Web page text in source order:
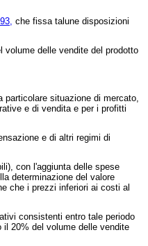
che fissa talune disposizioni
delle vendite del prodotto
situazione di mercato,
e di vendita e per i profitti
e di altri regimi di
con l'aggiunta delle spese
determinazione del valore
che i prezzi inferiori ai costi al
consistenti entro tale periodo
20% del volume delle vendite